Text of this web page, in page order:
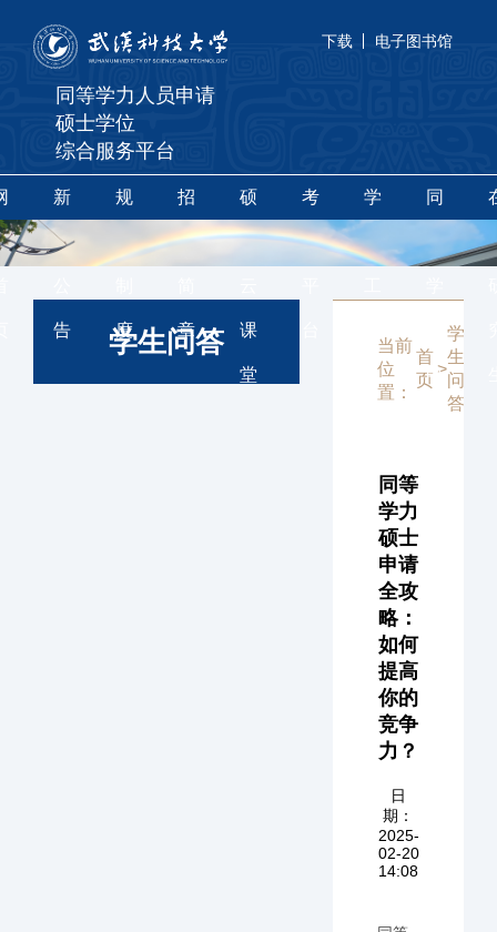
同等学力人员申请
硕士学位
综合服务平台
下载 电子图书馆
新
闻
告
规
章
度
招
生
章
硕
果
课
堂
考
辅
学
位
同
等
申
学生问答
当前
位
置：
首
页
>
学
生
问
答
同等
学力
硕士
申请
全攻
略：
如何
提高
你的
竞争
力？
日
期：
2025-
02-20
14:08